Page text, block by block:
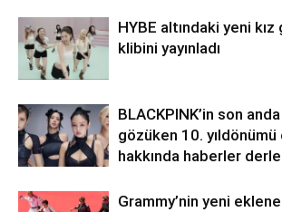
HYBE altındaki yeni
klibini yayınladı
BLACKPINK’in son
gözüken 10.
hakkında haberler
Grammy’nin yeni